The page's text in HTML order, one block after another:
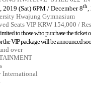
, 2019 (Sat) 6PM / December 8th
Hwajung Gymnasium
Seats VIP KRW 154,000 /
to those who purchase the ticket
the VIP package will be announced
over
International